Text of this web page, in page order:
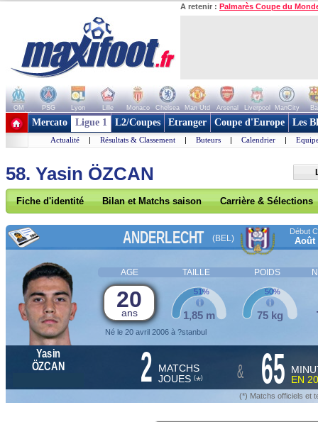
A retenir : Palmarès Coupe du
OM PSG Lyon Lille Monaco Chelsea Man Utd Arsenal Liverpool ManCity
+ de clubs
Mercato Ligue 1 L2/Coupes Etranger Coupe d'Europe Les
Actualité | Résultats & Classement | Buteurs | Calendrier |
58. Yasin ÖZCAN
Fiche d'identité Bilan et Matchs saison Carrière & Sélections
ANDERLECHT (BEL)
Début
Août
AGE TAILLE POIDS
20
ans
Né le 20 avril 2006 à ?stanbul
1,85 m
51%
75 kg
50%
Yasin
ÖZCAN
2 MATCHS
JOUES (*) & 65
EN
(*) Matchs officiels et